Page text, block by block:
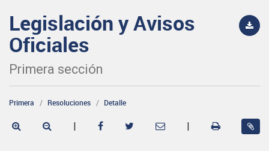
Legislación y Avisos
Oficiales
Primera sección
Primera Resoluciones Detalle
| |